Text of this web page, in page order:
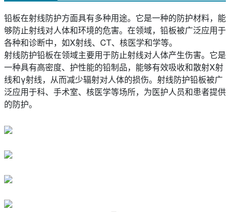
铅板在射线防护方面具有多种用途。它是一种的防护材料，能
够防止射线对人体和环境的危害。在领域，铅板被广泛应用于
各种和诊断中，如X射线、CT、核医学和学等。
射线防护铅板在领域主要用于防止射线对人体产生伤害。它是
一种具有高密度、护性能的铅制品，能够有效吸收和散射X射
线和γ射线，从而减少辐射对人体的损伤。射线防护铅板被广
泛应用于科、手术室、核医学等场所，为医护人员和患者提供
的防护。